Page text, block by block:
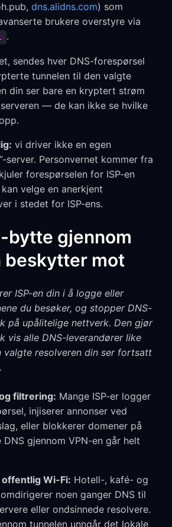
dns.alidns.com) som
brukere overstyre via
.
sendes hver DNS-forespørsel
tunnelen til den valgte
din ser bare en kryptert strøm
— de kan ikke se hvilke
vi driver ikke en egen
server. Personvernet kommer fra
forespørselen for ISP-en
velge en anerkjent
i stedet for ISP-ens.
bytte gjennom
beskytter mot
ISP-en din i å logge eller
du besøker, og stopper DNS-
på upålitelige nettverk. Den gjør
vis alle DNS-leverandører like
resolveren din ser fortsatt
filtrering: Mange ISP-er logger
injiserer annonser ved
eller blokkerer domener på
DNS gjennom VPN-en går helt
offentlig Wi-Fi: Hotell-, kafé- og
noen ganger DNS til
eller ondsinnede resolvere.
tunnelen unngår det lokale